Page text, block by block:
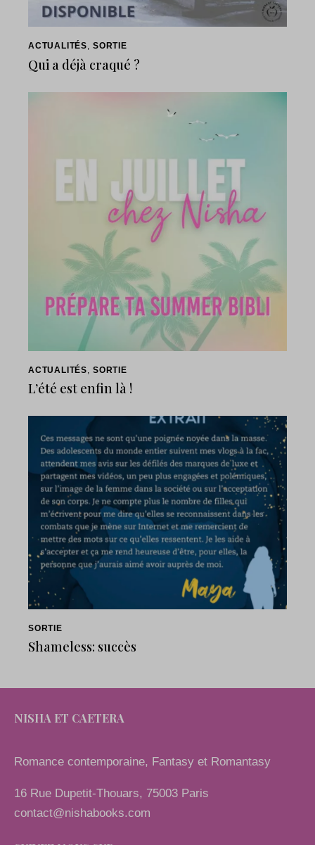
ACTUALITÉS, SORTIE
Qui a déjà craqué ?
ACTUALITÉS SORTIE
L’été est enfin là !
SORTIE
Shameless: succès
NISHA ET CAETERA
Romance contemporaine, Fantasy et Romantasy
16 Rue Dupetit-Thouars, 75003 Paris
contact@nishabooks.com